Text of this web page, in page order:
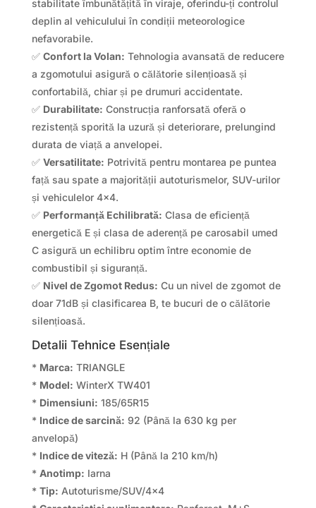
stabilitate îmbunătățită în viraje, oferindu-ți controlul
deplin al vehiculului în condiții meteorologice
nefavorabile.
✅ Confort la Volan: Tehnologia avansată de reducere
a zgomotului asigură o călătorie silențioasă și
confortabilă, chiar și pe drumuri accidentate.
✅ Durabilitate: Construcția ranforsată oferă o
rezistență sporită la uzură și deteriorare, prelungind
durata de viață a anvelopei.
✅ Versatilitate: Potrivită pentru montarea pe puntea
față sau spate a majorității autoturismelor, SUV-urilor
și vehiculelor 4×4.
✅ Performanță Echilibrată: Clasa de eficiență
energetică E și clasa de aderență pe carosabil umed
C asigură un echilibru optim între economie de
combustibil și siguranță.
✅ Nivel de Zgomot Redus: Cu un nivel de zgomot de
doar 71dB și clasificarea B, te bucuri de o călătorie
silențioasă.
Detalii Tehnice Esențiale
* Marca: TRIANGLE
* Model: WinterX TW401
* Dimensiuni: 185/65R15
* Indice de sarcină: 92 (Până la 630 kg per
anvelopă)
* Indice de viteză: H (Până la 210 km/h)
* Anotimp: Iarna
* Tip: Autoturisme/SUV/4×4